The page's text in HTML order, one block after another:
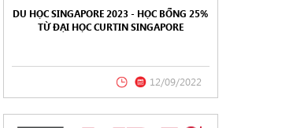
DU HỌC SINGAPORE 2023 - HỌC BỔNG 25%
TỪ ĐẠI HỌC CURTIN SINGAPORE
12/09/2022